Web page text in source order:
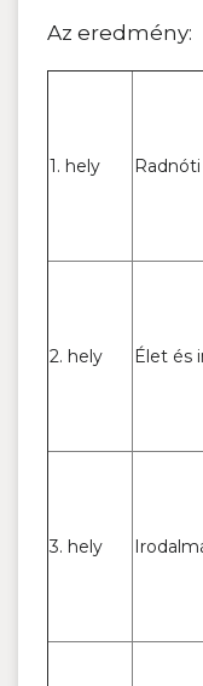
Az eredmény:
1. hely
2. hely Élet és
3. hely